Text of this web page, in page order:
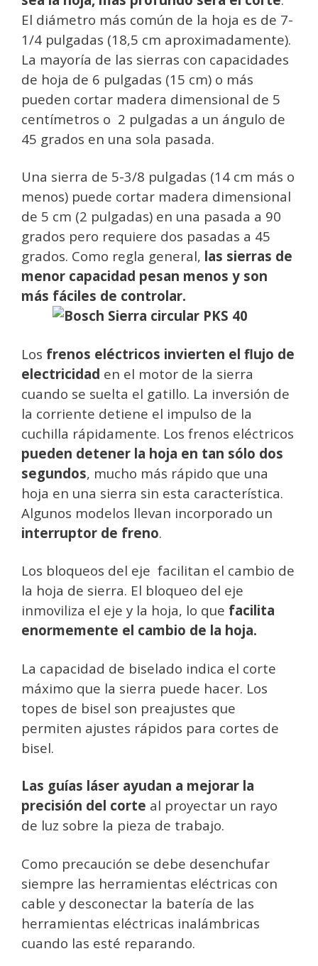
El diámetro más común de la hoja es de 7-
1/4 pulgadas (18,5 cm aproximadamente).
La mayoría de las sierras con capacidades
de hoja de 6 pulgadas (15 cm) o más
pueden cortar madera dimensional de 5
centímetros o 2 pulgadas a un ángulo de
45 grados en una sola pasada.
Una sierra de 5-3/8 pulgadas (14 cm más o
menos) puede cortar madera dimensional
de 5 cm (2 pulgadas) en una pasada a 90
grados pero requiere dos pasadas a 45
grados. Como regla general, las sierras de
menor capacidad pesan menos y son
más fáciles de controlar.
Los frenos eléctricos invierten el flujo de
electricidad en el motor de la sierra
cuando se suelta el gatillo. La inversión de
la corriente detiene el impulso de la
cuchilla rápidamente. Los frenos eléctricos
pueden detener la hoja en tan sólo dos
segundos, mucho más rápido que una
hoja en una sierra sin esta característica.
Algunos modelos llevan incorporado un
interruptor de freno.
Los bloqueos del eje facilitan el cambio de
la hoja de sierra. El bloqueo del eje
inmoviliza el eje y la hoja, lo que facilita
enormemente el cambio de la hoja.
La capacidad de biselado indica el corte
máximo que la sierra puede hacer. Los
topes de bisel son preajustes que
permiten ajustes rápidos para cortes de
bisel.
Las guías láser ayudan a mejorar la
precisión del corte al proyectar un rayo
de luz sobre la pieza de trabajo.
Como precaución se debe desenchufar
siempre las herramientas eléctricas con
cable y desconectar la batería de las
herramientas eléctricas inalámbricas
cuando las esté reparando.